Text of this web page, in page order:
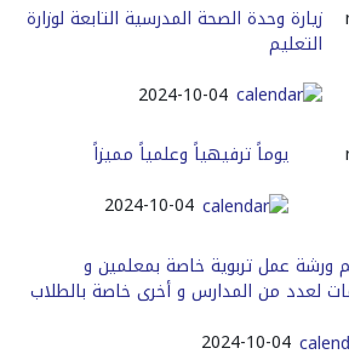
زيارة وحدة الصحة المدرسية التابعة لوزارة
التعليم
2024-10-04
يوماً ترفيهياً وعلمياً مميزاً
2024-10-04
ورشة عمل تربوية خاصة بمعلمين و
لعدد من المدارس و أخرى خاصة بالطلاب
2024-10-04